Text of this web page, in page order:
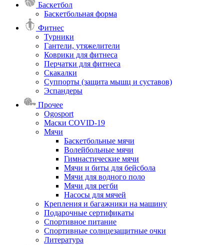
Баскетбол
Баскетбольная форма
Фитнес
Турники
Гантели, утяжелители
Коврики для фитнеса
Перчатки для фитнеса
Скакалки
Суппорты (защита мышц и суставов)
Эспандеры
Прочее
Ogosport
Маски COVID-19
Мячи
Баскетбольные мячи
Волейбольные мячи
Гимнастические мячи
Мячи и биты для бейсбола
Мячи для водного поло
Мячи для регби
Насосы для мячей
Крепления и багажники на машину
Подарочные сертификаты
Спортивное питание
Спортивные солнцезащитные очки
Литература